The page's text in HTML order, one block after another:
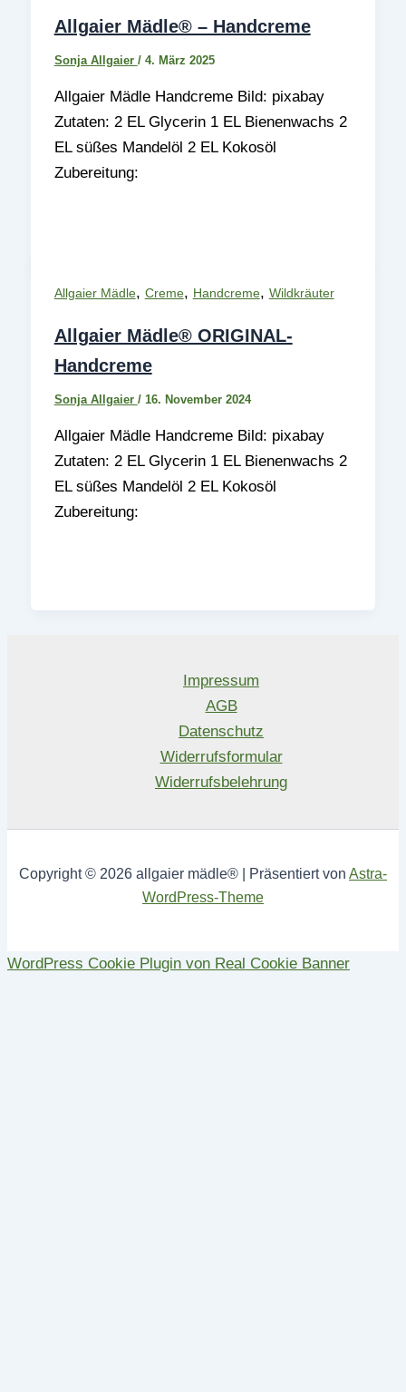
Allgaier Mädle® – Handcreme
Sonja Allgaier / 4. März 2025
Allgaier Mädle Handcreme Bild: pixabay
Zutaten: 2 EL Glycerin 1 EL Bienenwachs 2
EL süßes Mandelöl 2 EL Kokosöl
Zubereitung:
Allgaier Mädle, Creme, Handcreme, Wildkräuter
Allgaier Mädle® ORIGINAL-
Handcreme
Sonja Allgaier / 16. November 2024
Allgaier Mädle Handcreme Bild: pixabay
Zutaten: 2 EL Glycerin 1 EL Bienenwachs 2
EL süßes Mandelöl 2 EL Kokosöl
Zubereitung:
Impressum
AGB
Datenschutz
Widerrufsformular
Widerrufsbelehrung
Copyright © 2026 allgaier mädle® | Präsentiert von Astra-
WordPress-Theme
WordPress Cookie Plugin von Real Cookie Banner